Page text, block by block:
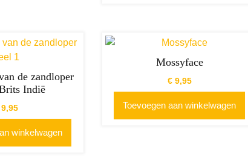
de zandloper
Indië
winkelwagen
Mossyface
€9,95
Toevoegen aan winkelwagen